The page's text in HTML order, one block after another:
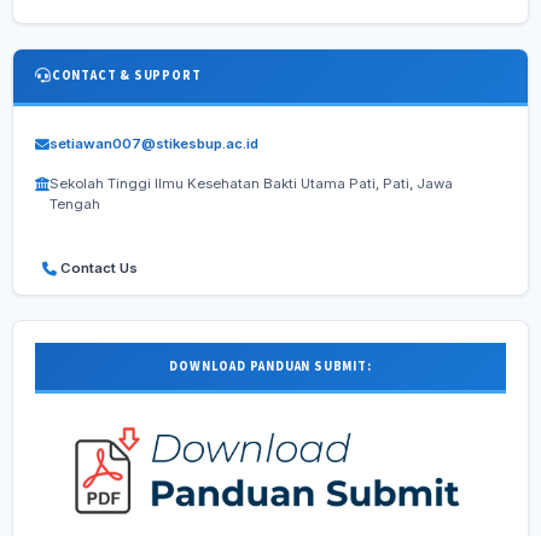
CONTACT & SUPPORT
setiawan007@stikesbup.ac.id
Sekolah Tinggi Ilmu Kesehatan Bakti Utama Pati, Pati, Jawa
Tengah
Contact Us
DOWNLOAD PANDUAN SUBMIT: